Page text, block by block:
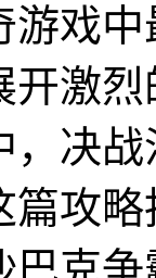
戏
开激
，决
篇攻
巴克